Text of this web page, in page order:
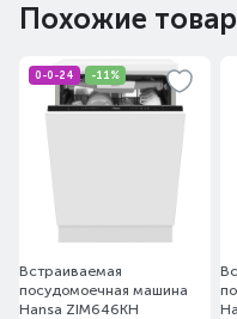
Похожие
0-0-24 -11%
Встраиваемая
посудомоечная машина
Hansa ZIM646KH